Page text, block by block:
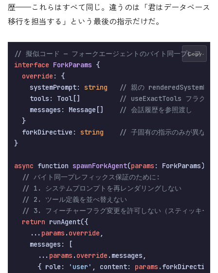
歴——これらはすべて同じ。違うのは「君はデータベース
移行を担当する」という最後の指示だけだ。
// 擬似コード — フォークエージェントのバイト同一プレフィッ
interface ForkParams {
override : {
    systemPrompt:
string
// 親の
    tools: Tool[]
// useExactTools フラグで親
    messages: Message[]
// 会話履歴を参照渡し
  }
  forkDirective:
string
// 子固有の指示のみが異なる
}
async function spawnForkAgent(params : ForkParams):
// バイト同一プレフィックス保証のために:
// 1. システムプロンプトを再レンダリングしない
// 2. ツール定義を並べ替えない
// 3. フィーチャーフラグ変更を許可しない（スティッキーラ
return runAgent({
    ...
params .override ,
    messages: [
      ...
params .override .messages,
      { role:
'user' , content: params .forkDirective
Copy